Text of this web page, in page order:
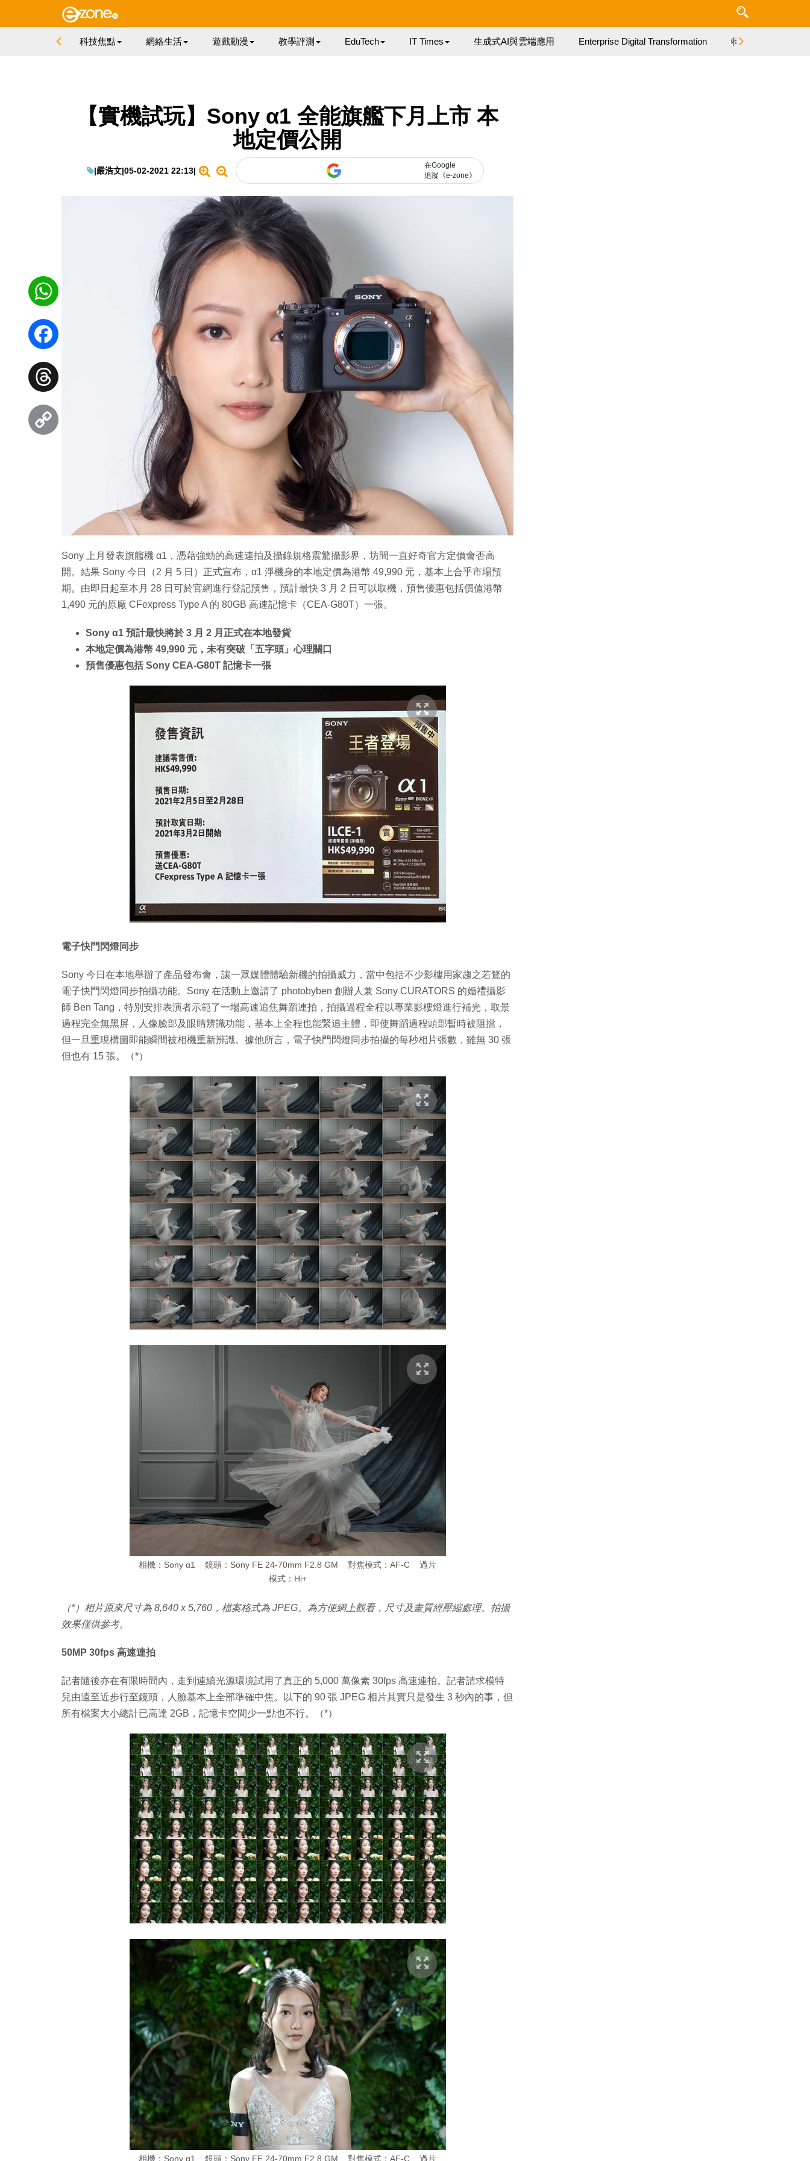
科技焦點 網絡生活 遊戲動漫 教學評測 EduTech IT Times 生成式AI與雲端應用 Enterprise Digital Transformation 特集
【實機試玩】Sony α1 全能旗艦下月上市 本
地定價公開
|嚴浩文|05-02-2021 22:13|
在Google
追蹤《e-zone》
Sony 上月發表旗艦機 α1，憑藉強勁的高速連拍及攝錄規格震驚攝影界，坊間一直好奇官方定價會否高
開。結果 Sony 今日（2 月 5 日）正式宣布，α1 淨機身的本地定價為港幣 49,990 元，基本上合乎市場預
期。由即日起至本月 28 日可於官網進行登記預售，預計最快 3 月 2 日可以取機，預售優惠包括價值港幣
1,490 元的原廠 CFexpress Type A 的 80GB 高速記憶卡（CEA-G80T）一張。
Sony α1 預計最快將於 3 月 2 月正式在本地發貨
本地定價為港幣 49,990 元，未有突破「五字頭」心理關口
預售優惠包括 Sony CEA-G80T 記憶卡一張
電子快門閃燈同步
Sony 今日在本地舉辦了產品發布會，讓一眾媒體體驗新機的拍攝威力，當中包括不少影樓用家趨之若鶩的
電子快門閃燈同步拍攝功能。Sony 在活動上邀請了 photobyben 創辦人兼 Sony CURATORS 的婚禮攝影
師 Ben Tang，特別安排表演者示範了一場高速追焦舞蹈連拍，拍攝過程全程以專業影樓燈進行補光，取景
過程完全無黑屏，人像臉部及眼睛辨識功能，基本上全程也能緊追主體，即使舞蹈過程頭部暫時被阻擋，
但一旦重現構圖即能瞬間被相機重新辨識。據他所言，電子快門閃燈同步拍攝的每秒相片張數，雖無 30 張
但也有 15 張。（*）
相機：Sony α1 鏡頭：Sony FE 24-70mm F2.8 GM 對焦模式：AF-C 過片
模式：Hi+
（*）相片原來尺寸為 8,640 x 5,760，檔案格式為 JPEG。為方便網上觀看，尺寸及畫質經壓縮處理。拍攝
效果僅供參考。
50MP 30fps 高速連拍
記者隨後亦在有限時間內，走到連續光源環境試用了真正的 5,000 萬像素 30fps 高速連拍。記者請求模特
兒由遠至近步行至鏡頭，人臉基本上全部準確中焦。以下的 90 張 JPEG 相片其實只是發生 3 秒內的事，但
所有檔案大小總計已高達 2GB，記憶卡空間少一點也不行。（*）
相機：Sony α1 鏡頭：Sony FE 24-70mm F2.8 GM 對焦模式：AF-C 過片
WhatsApp
Facebook
Threads